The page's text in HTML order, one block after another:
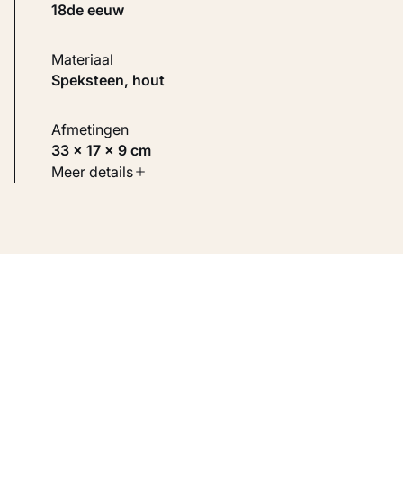
18de eeuw
Materiaal
Speksteen, hout
Afmetingen
33 × 17 × 9 cm
Soort werk
Meer details